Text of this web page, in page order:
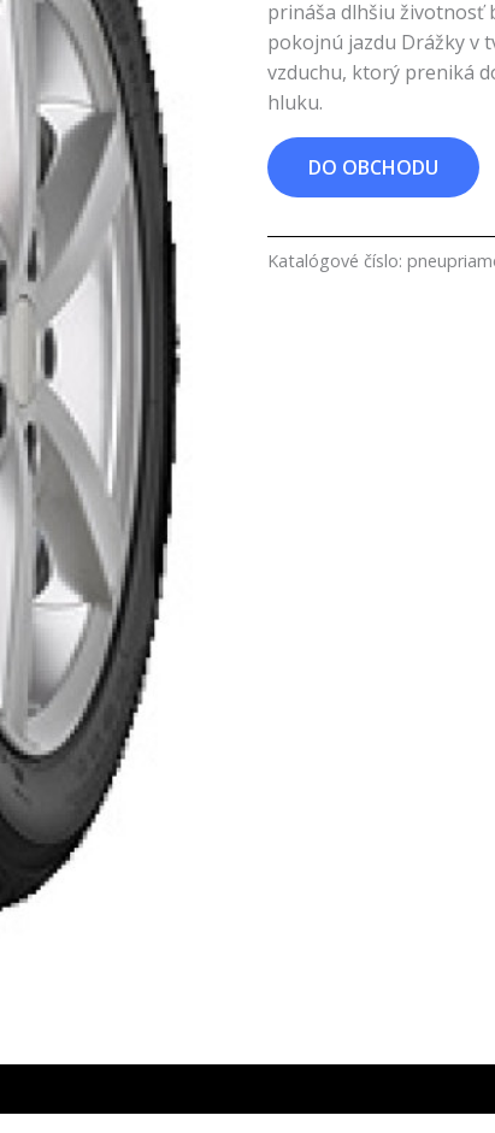
prináša dlhšiu životnosť
pokojnú jazdu Drážky v
vzduchu, ktorý preniká
hluku.
DO OBCHODU
Katalógové číslo: